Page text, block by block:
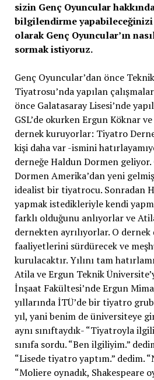
sizin Genç Oyuncular
bilgilendirme yapabileceğinizi
olarak Genç Oyuncular’ın
sormak istiyoruz.
Genç Oyuncular’dan önce
Tiyatrosu’nda yapılan
önce Galatasaray Lisesi’nde
GSL’de okurken Ergun Köknar
dernek kuruyorlar: Tiyatro
kişi daha var -ismini
derneğe Haldun Dormen geliyor.
Dormen Amerika’dan yeni
idealist bir tiyatrocu. Sonradan
yapmak istedikleriyle kendi
farklı olduğunu anlıyorlar ve
dernekten ayrılıyorlar. O dernek
faaliyetlerini sürdürecek ve
kurulacaktır. Yılını tam
Atila ve Ergun Teknik
İnşaat Fakültesi’nde Ergun
yıllarında İTÜ’de bir tiyatro
yıl, yani benim de üniversiteye
aynı sınıftaydık- “Tiyatroyla
sınıfa sordu. “Ben ilgiliyim.”
“Lisede tiyatro yaptım.” dedim.
“Moliere oynadık, Shakespeare